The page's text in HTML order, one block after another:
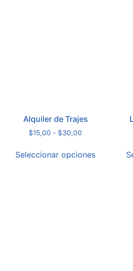
Alquiler de Trajes
$15,00 - $30,00
Seleccionar opciones